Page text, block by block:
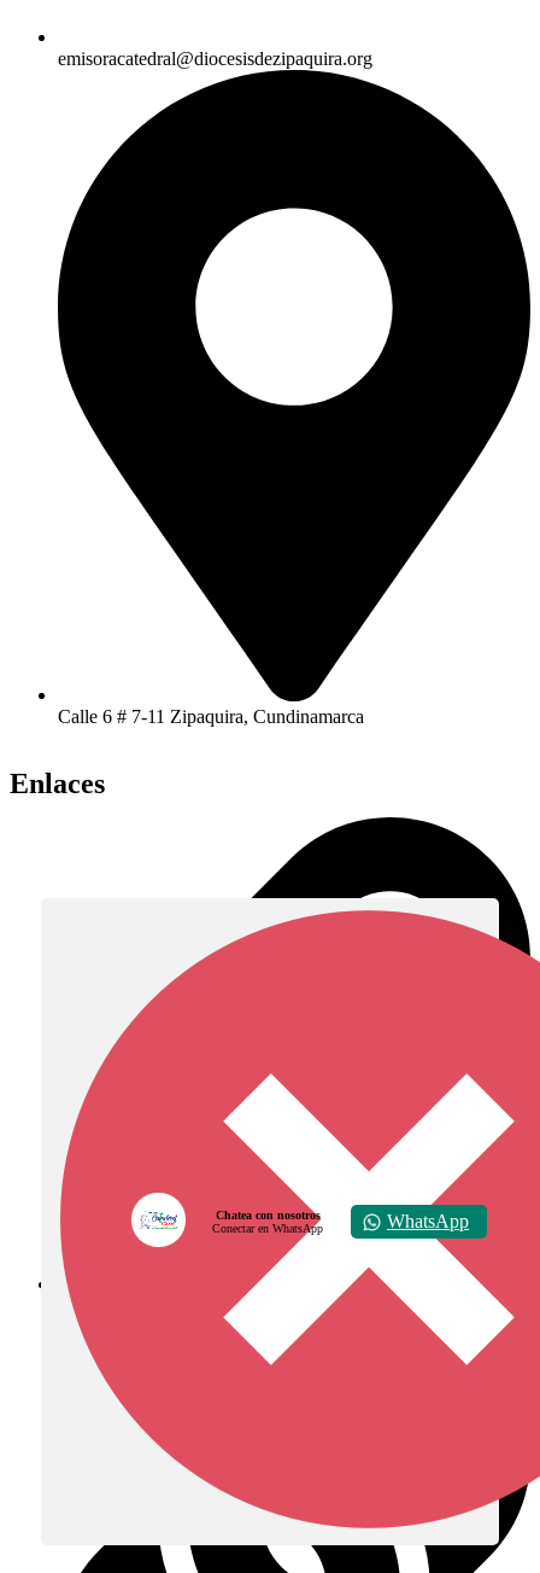
emisoracatedral@diocesisdezipaquira.org
Calle 6 # 7-11 Zipaquira, Cundinamarca
Enlaces
Diócesis de Zipaquirá
Chatea con nosotros
Conectar en WhatsApp
WhatsApp